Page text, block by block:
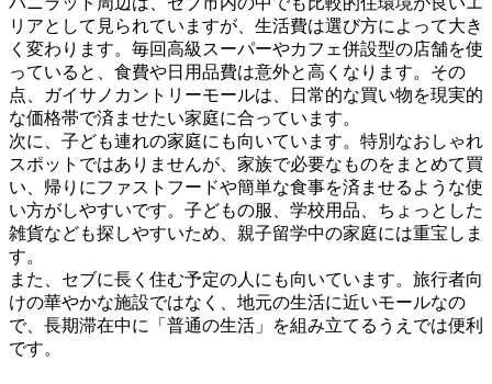
リアとして見られていますが、生活費は選び方によって大き
く変わります。毎回高級スーパーやカフェ併設型の店舗を使
っていると、食費や日用品費は意外と高くなります。その
点、ガイサノカントリーモールは、日常的な買い物を現実的
な価格帯で済ませたい家庭に合っています。
次に、子ども連れの家庭にも向いています。特別なおしゃれ
スポットではありませんが、家族で必要なものをまとめて買
い、帰りにファストフードや簡単な食事を済ませるような使
い方がしやすいです。子どもの服、学校用品、ちょっとした
雑貨なども探しやすいため、親子留学中の家庭には重宝しま
す。
また、セブに長く住む予定の人にも向いています。旅行者向
けの華やかな施設ではなく、地元の生活に近いモールなの
で、長期滞在中に「普通の生活」を組み立てるうえでは便利
です。